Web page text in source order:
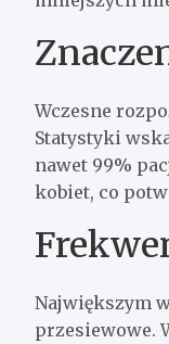
Wczesne
Statystyki
nawet 99%
kobiet, co
Największym
przesiewowe.